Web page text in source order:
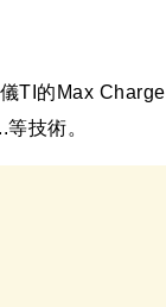
TI的Max Charge
等技術。